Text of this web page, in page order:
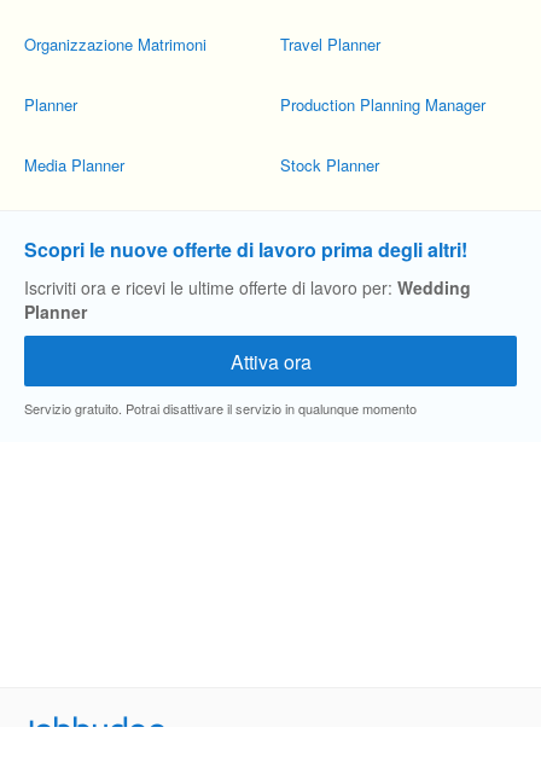
Organizzazione Matrimoni
Planner
Media Planner
Travel Planner
Production Planning Manager
Stock Planner
Scopri le nuove offerte di lavoro prima degli altri!
Iscriviti ora e ricevi le ultime offerte di lavoro per: Wedding
Planner
Servizio gratuito. Potrai disattivare il servizio in qualunque momento
Jobbydoo